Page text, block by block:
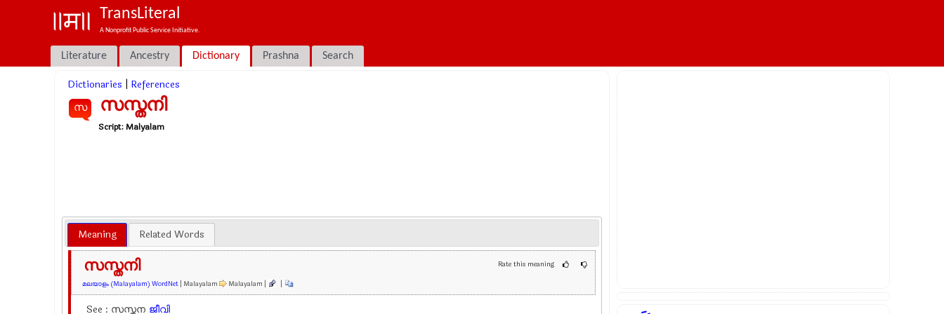
TransLiteral
A Nonprofit Public Service Initiative.
Literature Ancestry Dictionary Prashna Search
Dictionaries References
സ സസ്തനി
Script:Malyalam
Meaning Related Words
Rate this meaning
സസ്തനി
മലയാളം (Malayalam) WordNet| Malayalam Malayalam | |
See : സസ്തന ജീവി